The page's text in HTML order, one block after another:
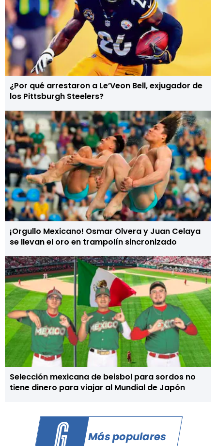
¿Por qué arrestaron a Le’Veon Bell, exjugador de
los Pittsburgh Steelers?
¡Orgullo Mexicano! Osmar Olvera y Juan Celaya
se llevan el oro en trampolín sincronizado
Selección mexicana de beisbol para sordos no
tiene dinero para viajar al Mundial de Japón
Más populares